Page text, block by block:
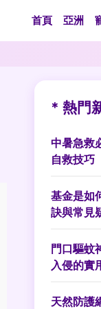
首頁 亞洲
* 熱門
中暑急救
自救技巧
基金是如
訣與常見
門口驅蚊
入侵的實
天然防護